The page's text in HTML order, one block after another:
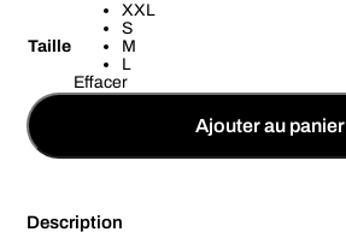
Taille
XXL
S
M
L
Effacer
Ajouter au panier
Description